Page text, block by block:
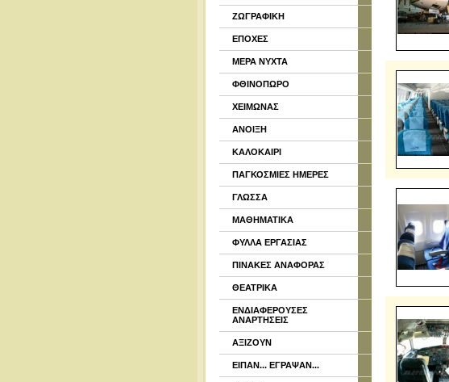
ΖΩΓΡΑΦΙΚΗ
ΕΠΟΧΕΣ
ΜΕΡΑ ΝΥΧΤΑ
ΦΘΙΝΟΠΩΡΟ
ΧΕΙΜΩΝΑΣ
ΑΝΟΙΞΗ
ΚΑΛΟΚΑΙΡΙ
ΠΑΓΚΟΣΜΙΕΣ ΗΜΕΡΕΣ
ΓΛΩΣΣΑ
ΜΑΘΗΜΑΤΙΚΑ
ΦΥΛΛΑ ΕΡΓΑΣΙΑΣ
ΠΙΝΑΚΕΣ ΑΝΑΦΟΡΑΣ
ΘΕΑΤΡΙΚΑ
ΕΝΔΙΑΦΕΡΟΥΣΕΣ
ΑΝΑΡΤΗΣΕΙΣ
ΑΞΙΖΟΥΝ
ΕΙΠΑΝ... ΕΓΡΑΨΑΝ...